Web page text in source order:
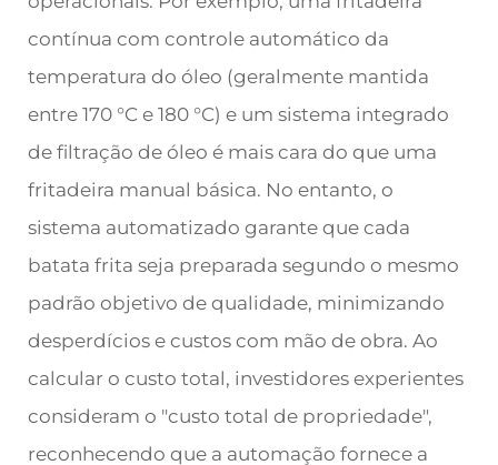
contínua com controle automático da
temperatura do óleo (geralmente mantida
entre 170 °C e 180 °C) e um sistema integrado
de filtração de óleo é mais cara do que uma
fritadeira manual básica. No entanto, o
sistema automatizado garante que cada
batata frita seja preparada segundo o mesmo
padrão objetivo de qualidade, minimizando
desperdícios e custos com mão de obra. Ao
calcular o custo total, investidores experientes
consideram o "custo total de propriedade",
reconhecendo que a automação fornece a